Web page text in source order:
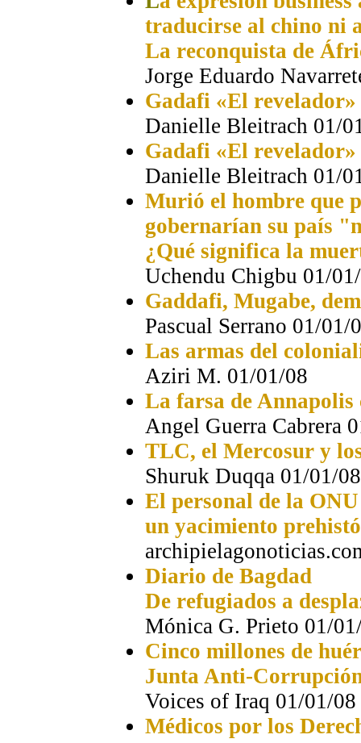
traducirse al chino ni
La reconquista de
Jorge Eduardo
Gadafi «El revelador»
Danielle Bleitrach 01/
Gadafi «El revelador»
Danielle Bleitrach 01/
Murió el hombre que
gobernarían su país
¿Qué significa la
Uchendu Chigbu 01/
Gaddafi, Mugabe,
Pascual Serrano 01/01/
Las armas del
Aziri M. 01/01/08
La farsa de
Angel Guerra Cabrera
TLC, el Mercosur y
Shuruk Duqqa 01/01/08
El personal de la
un yacimiento
Diario de Bagdad
De refugiados a
Mónica G. Prieto 01/
Cinco millones de
Junta Anti-
Voices of Iraq 01/01/08
Médicos por los